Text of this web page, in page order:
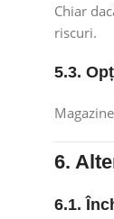
Chiar
riscuri.
5.3.
6.
6.1.